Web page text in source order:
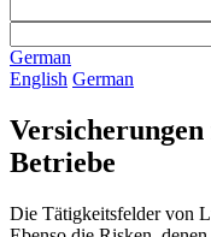
German
English German
Betriebe
Die Tätigkeitsfelder von